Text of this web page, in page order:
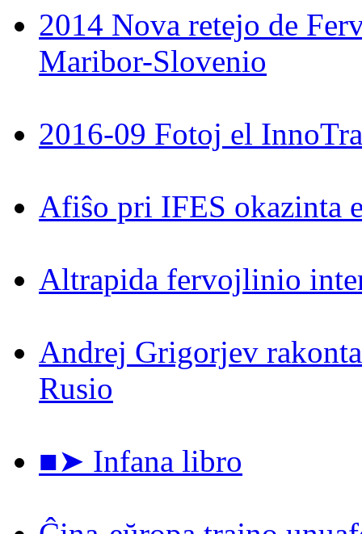
2014 Nova retejo de
Maribor-Slovenio
2016-09 Fotoj el
Afiŝo pri IFES okazinta
Altrapida fervojlinio
Andrej Grigorjev
Rusio
■➤ Infana libro